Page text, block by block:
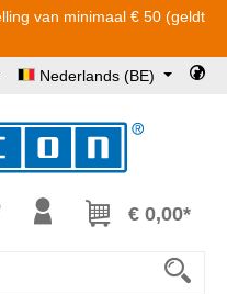
van minimaal € 50 (geldt
Nederlands (BE)
Je hebt 0 items op je€ 0,00*